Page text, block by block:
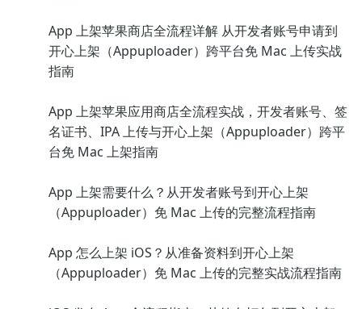
App 上架苹果商店全流程详解 从开发者账号申请到
开心上架（Appuploader）跨平台免 Mac 上传实战
指南
App 上架苹果应用商店全流程实战，开发者账号、签
名证书、IPA 上传与开心上架（Appuploader）跨平
台免 Mac 上架指南
App 上架需要什么？从开发者账号到开心上架
（Appuploader）免 Mac 上传的完整流程指南
App 怎么上架 iOS？从准备资料到开心上架
（Appuploader）免 Mac 上传的完整实战流程指南